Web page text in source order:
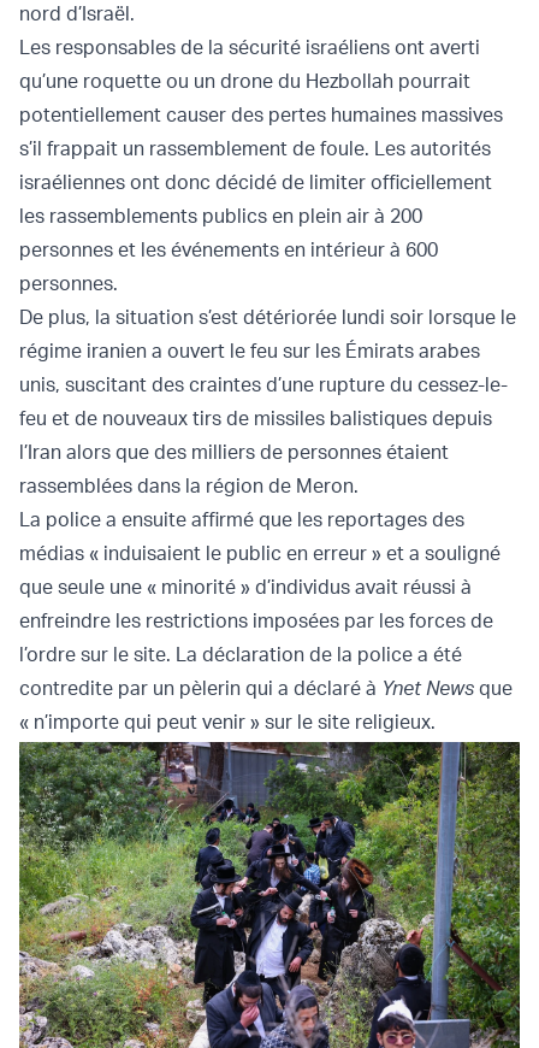
nord d’Israël.
Les responsables de la sécurité israéliens ont averti
qu’une roquette ou un drone du Hezbollah pourrait
potentiellement causer des pertes humaines massives
s’il frappait un rassemblement de foule. Les autorités
israéliennes ont donc décidé de limiter officiellement
les rassemblements publics en plein air à 200
personnes et les événements en intérieur à 600
personnes.
De plus, la situation s’est détériorée lundi soir lorsque le
régime iranien a ouvert le feu sur les Émirats arabes
unis, suscitant des craintes d’une rupture du cessez-le-
feu et de nouveaux tirs de missiles balistiques depuis
l’Iran alors que des milliers de personnes étaient
rassemblées dans la région de Meron.
La police a ensuite affirmé que les reportages des
médias « induisaient le public en erreur » et a souligné
que seule une « minorité » d’individus avait réussi à
enfreindre les restrictions imposées par les forces de
l’ordre sur le site. La déclaration de la police a été
contredite par un pèlerin qui a déclaré à Ynet News que
« n’importe qui peut venir » sur le site religieux.